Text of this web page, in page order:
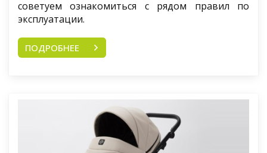
советуем ознакомиться с рядом правил по
эксплуатации.
ПОДРОБНЕЕ